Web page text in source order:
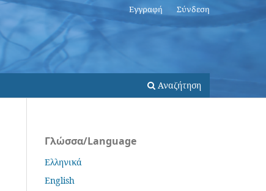
Αναζήτηση
Εγγραφή Σύνδεση
Γλώσσα/Language
Ελληνικά
English